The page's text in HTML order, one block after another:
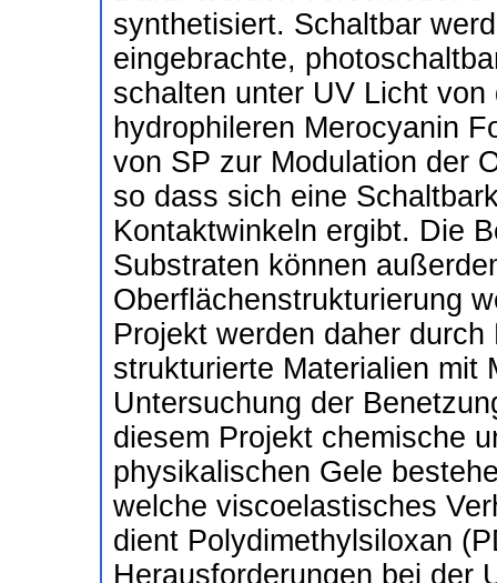
synthetisiert. Schaltbar
eingebrachte,
schalten unter UV Licht
hydrophileren Merocyanin
von SP zur Modulation der
so dass sich eine
Kontaktwinkeln ergibt. Die
Substraten können
Oberflächenstrukturierung
Projekt werden daher
strukturierte Materialien mit
Untersuchung der
diesem Projekt chemische
physikalischen Gele
welche viscoelastisches
dient Polydimethylsiloxan
Herausforderungen bei der